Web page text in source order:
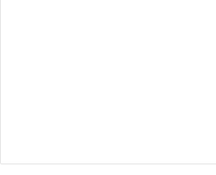
Audisat K10 Urus